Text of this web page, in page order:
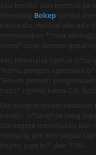
Aku berdiri dan kembali ke
telentang Bokep sambil
Ketika dia melihat aku ada
menurunkan **nya
meng*cung dengan
Aku terbelalak ngeliat
“Kamu pengen ngerasain
“Belum pernah ya
naps* ngeliat kamu Cin,
Dia bangun dalam
berdiri. b*tangnya yang
Dia segera memelukku
memang gak ada siapa2
begitu juga br* dan **ku.